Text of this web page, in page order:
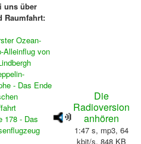
uns über
Raumfahrt:
Ozean-
Alleinflug von
- Das Ende
178 - Das
Die
Radioversion
anhören
1:47 s, mp3, 64
kbit/s, 848 KB